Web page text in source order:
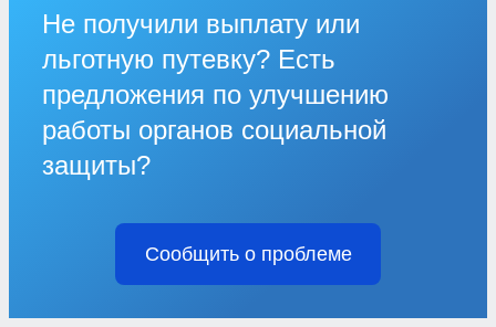
Не получили выплату или
льготную путевку? Есть
предложения по улучшению
работы органов социальной
защиты?
Сообщить о проблеме